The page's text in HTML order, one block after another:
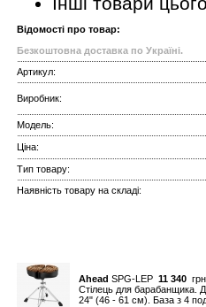
Відомості про товар:
Безкоштовна доставка по Україні.
Артикул:
Виробник:
Модель:
Ціна:
Тип товару:
Наявність товару на складі:
Ahead SPG-LEP 11 340
Стілець для барабанщика.
24" (46 - 61 см). База з 4